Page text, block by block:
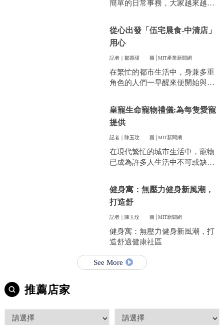
簡單的日常事務，大家越來越重
件看似小事卻常常讓人煩惱。像
是衣服太多、空間不夠，或是遇
到突然變天，曬衣服真的讓不少
人感到頭疼。
從心出發「伍宅晨食-中清店」
用心
記者｜鄒壽珺 圖│MIT產業新聞網
在繁忙的都市生活中，身兼多重
角色的人們一早醒來便開始與時
皇寵生命寵物禮儀:為每隻愛寵
提供
記者｜陳玉玟 圖│MIT新聞網
在現代繁忙的城市生活中，寵物
已成為許多人生活中不可或缺的
藉。當愛寵的生命走到盡頭時，
飼主們往往陷入深深的悲傷，而
如何讓他們走得體面、安心，成
的訴求。
健身寓：無壓力健身新風潮，
打造舒
記者｜陳玉玟 圖│MIT新聞網
健身寓：無壓力健身新風潮，打
造舒適健康社區
See More
推薦店家